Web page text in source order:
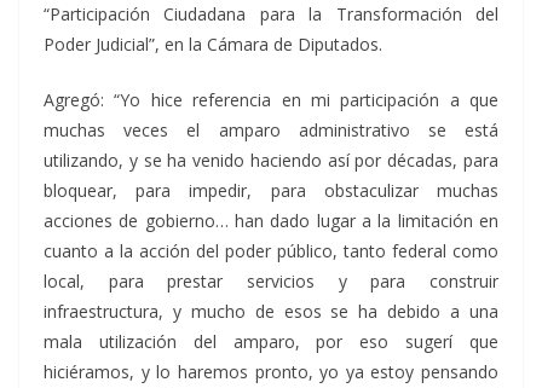
“Participación Ciudadana para la Transformación del
Poder Judicial”, en la Cámara de Diputados.
Agregó: “Yo hice referencia en mi participación a que
muchas veces el amparo administrativo se está
utilizando, y se ha venido haciendo así por décadas, para
bloquear, para impedir, para obstaculizar muchas
acciones de gobierno… han dado lugar a la limitación en
cuanto a la acción del poder público, tanto federal como
local, para prestar servicios y para construir
infraestructura, y mucho de esos se ha debido a una
mala utilización del amparo, por eso sugerí que
hiciéramos, y lo haremos pronto, yo ya estoy pensando